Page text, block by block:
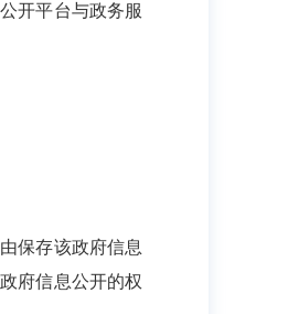
开平台与政务服
保存该政府信息
府信息公开的权